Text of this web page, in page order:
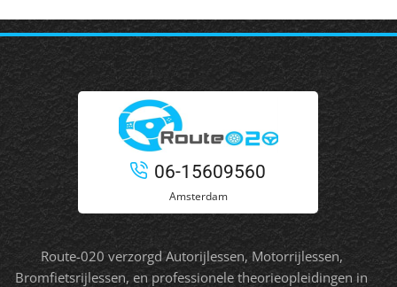
06-15609560
Amsterdam
Route-020 verzorgd Autorijlessen, Motorrijlessen,
Bromfietsrijlessen, en professionele theorieopleidingen in